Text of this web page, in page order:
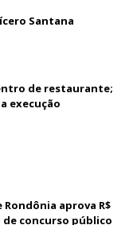
Santana
de restaurante;
execução
aprova R$
de concurso público